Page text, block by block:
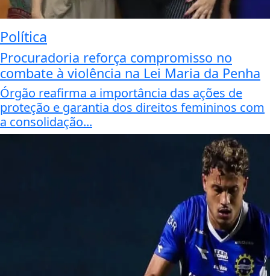
Política
Procuradoria reforça compromisso no
combate à violência na Lei Maria da Penha
Órgão reafirma a importância das ações de
proteção e garantia dos direitos femininos com
a consolidação...